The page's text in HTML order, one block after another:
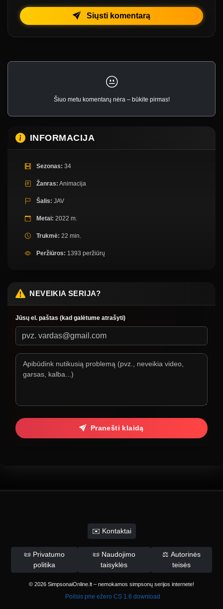
Siųsti komentarą
Šiuo metu komentarų nėra – būkite pirmas!
INFORMACIJA
Sezonas: 34
Žanras: Animacija
Šalis: JAV
Metai: 2022 m.
Trukmė: 22 min.
Peržiūros: 1393 peržiūrų
NEVEIKIA SERIJA?
Jūsų el. paštas (kad galėtume atrašyti)
Pranešti klaidą
✉️ Kontaktai
📜 Privatumo
politika
📜 Naudojimo
taisyklės
⚖️ Autorinės
teisės
© 2026 SimpsonaiOnline.lt – nemokamos simpsonų serijos internete!
Poilsis prie ežero CS 1.6 download